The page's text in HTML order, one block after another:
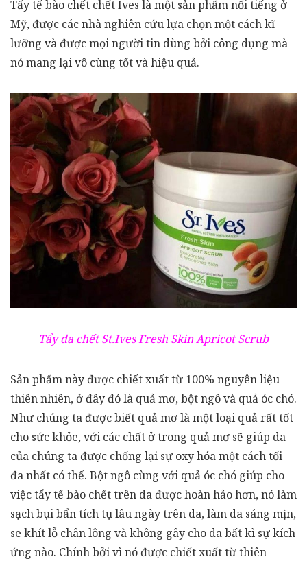
Tẩy tế bào chết chết Ives là một sản phẩm nổi tiếng ở
Mỹ, được các nhà nghiên cứu lựa chọn một cách kĩ
lưỡng và được mọi người tin dùng bởi công dụng mà
nó mang lại vô cùng tốt và hiệu quả.
Tẩy da chết St.Ives Fresh Skin Apricot Scrub
Sản phẩm này được chiết xuất từ 100% nguyên liệu
thiên nhiên, ở đây đó là quả mơ, bột ngô và quả óc chó.
Như chúng ta được biết quả mơ là một loại quả rất tốt
cho sức khỏe, với các chất ở trong quả mơ sẽ giúp da
của chúng ta được chống lại sự oxy hóa một cách tối
đa nhất có thể. Bột ngô cùng với quả óc chó giúp cho
việc tẩy tế bào chết trên da được hoàn hảo hơn, nó làm
sạch bụi bẩn tích tụ lâu ngày trên da, làm da sáng mịn,
se khít lỗ chân lông và không gây cho da bất kì sự kích
ứng nào. Chính bởi vì nó được chiết xuất từ thiên